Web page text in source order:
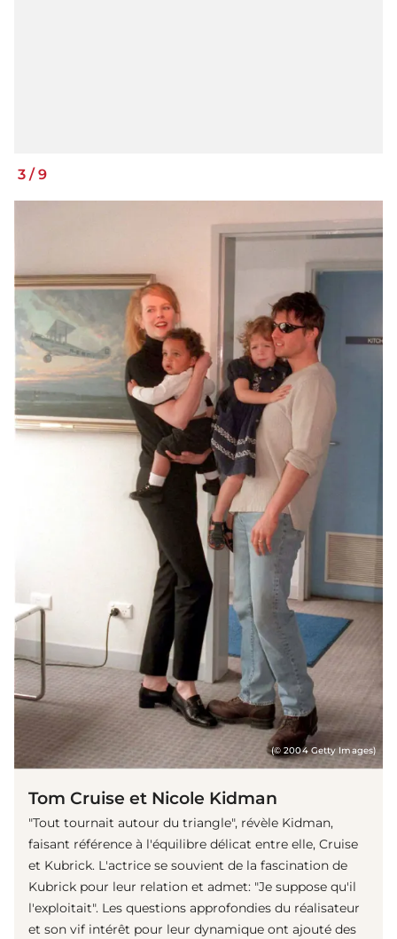
3 /9
(© 2004 Getty Images)
Tom Cruise et Nicole Kidman
"Tout tournait autour du triangle", révèle Kidman,
faisant référence à l'équilibre délicat entre elle, Cruise
et Kubrick. L'actrice se souvient de la fascination de
Kubrick pour leur relation et admet: "Je suppose qu'il
l'exploitait". Les questions approfondies du réalisateur
et son vif intérêt pour leur dynamique ont ajouté des